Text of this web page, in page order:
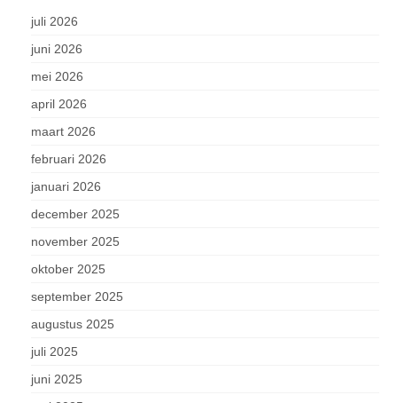
juli 2026
juni 2026
mei 2026
april 2026
maart 2026
februari 2026
januari 2026
december 2025
november 2025
oktober 2025
september 2025
augustus 2025
juli 2025
juni 2025